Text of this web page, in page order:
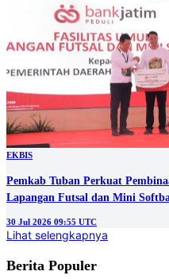
EKBIS
Pemkab Tuban Perkuat
Lapangan Futsal dan Mini
30 Jul 2026 09:55 UTC
Lihat selengkapnya
Berita Populer